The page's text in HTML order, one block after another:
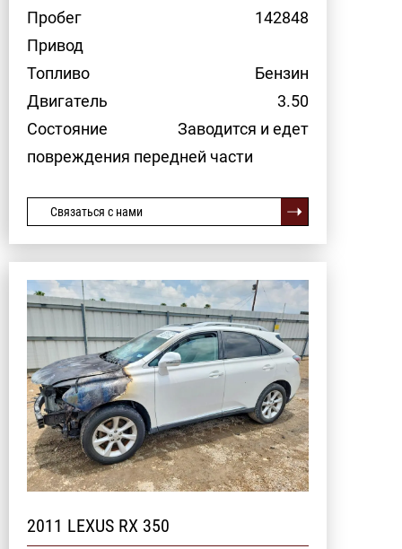
Пробег
142848
Привод
Топливо
Бензин
Двигатель
3.50
Состояние
Заводится и едет
повреждения передней части
Связаться с нами
2011 LEXUS RX 350